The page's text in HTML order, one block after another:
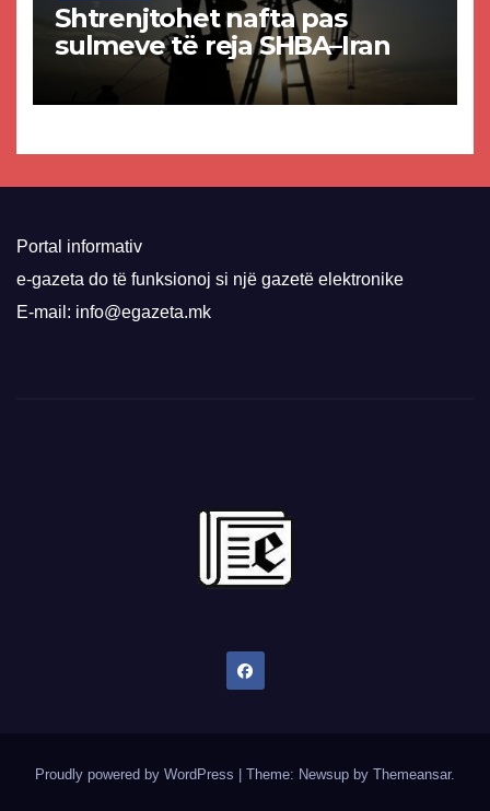
Shtrenjtohet nafta pas
sulmeve të reja SHBA–Iran
Portal informativ
e-gazeta do të funksionoj si një gazetë elektronike
E-mail: info@egazeta.mk
Proudly powered by WordPress Theme: Newsup by Themeansar.